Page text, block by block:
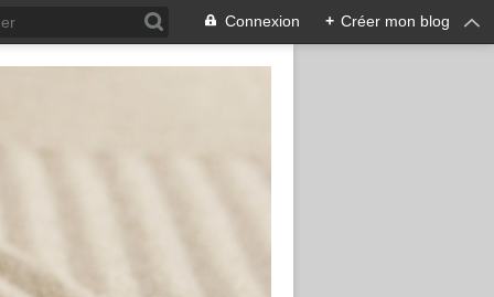
Connexion + Créer mon blog